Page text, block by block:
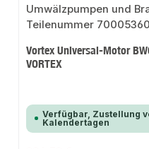
Vortex Universal-Motor
VORTEX
Verfügbar, Zustellung
Kalendertagen